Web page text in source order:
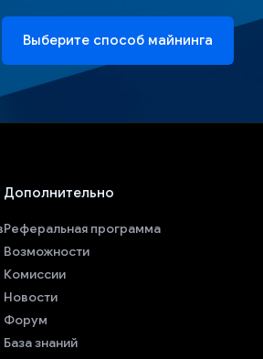
Выберите способ майнинга
Дополнительно
Реферальная программа
Возможности
Комиссии
Новости
Форум
База знаний